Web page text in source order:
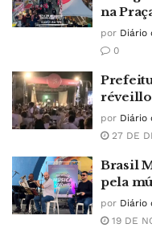
na
por Diário
0
por Diário
27 DE
Brasil
pela
por Diário
19 DE